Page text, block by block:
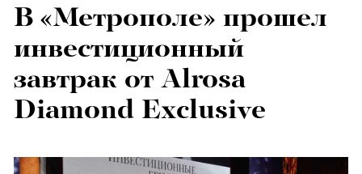
В «Метрополе» прошел
инвестиционный
завтрак от Alrosa
Diamond Exclusive